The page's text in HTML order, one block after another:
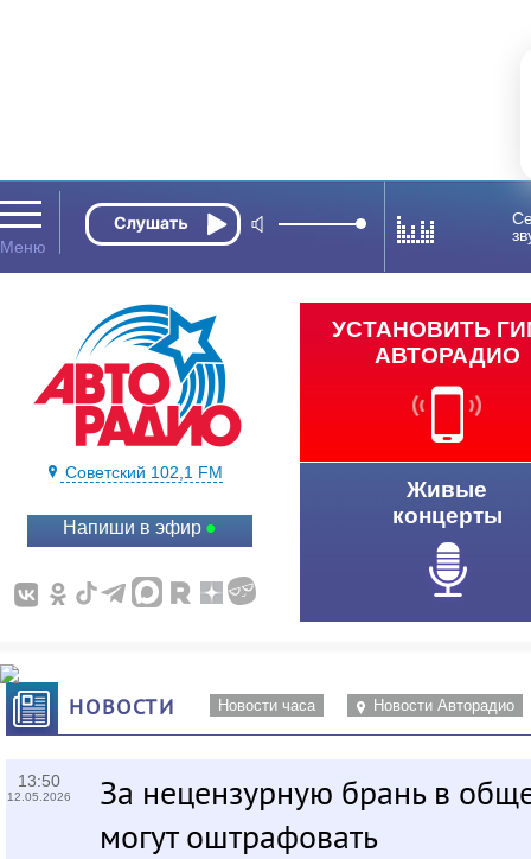
Советский 102,1 FM
Напиши в эфир
УСТАНОВИТЬ
АВТОРАДИО
Живые
концерты
НОВОСТИ Новости часа Новости Авторадио
13:50
12.05.2026
За нецензурную брань в
могут оштрафовать